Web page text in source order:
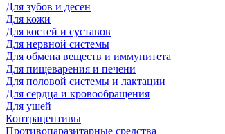
Для зубов и десен
Для кожи
Для костей и суставов
Для нервной системы
Для обмена веществ и иммунитета
Для пищеварения и печени
Для половой системы и лактации
Для сердца и кровообращения
Для ушей
Контрацептивы
Противопаразитарные средства